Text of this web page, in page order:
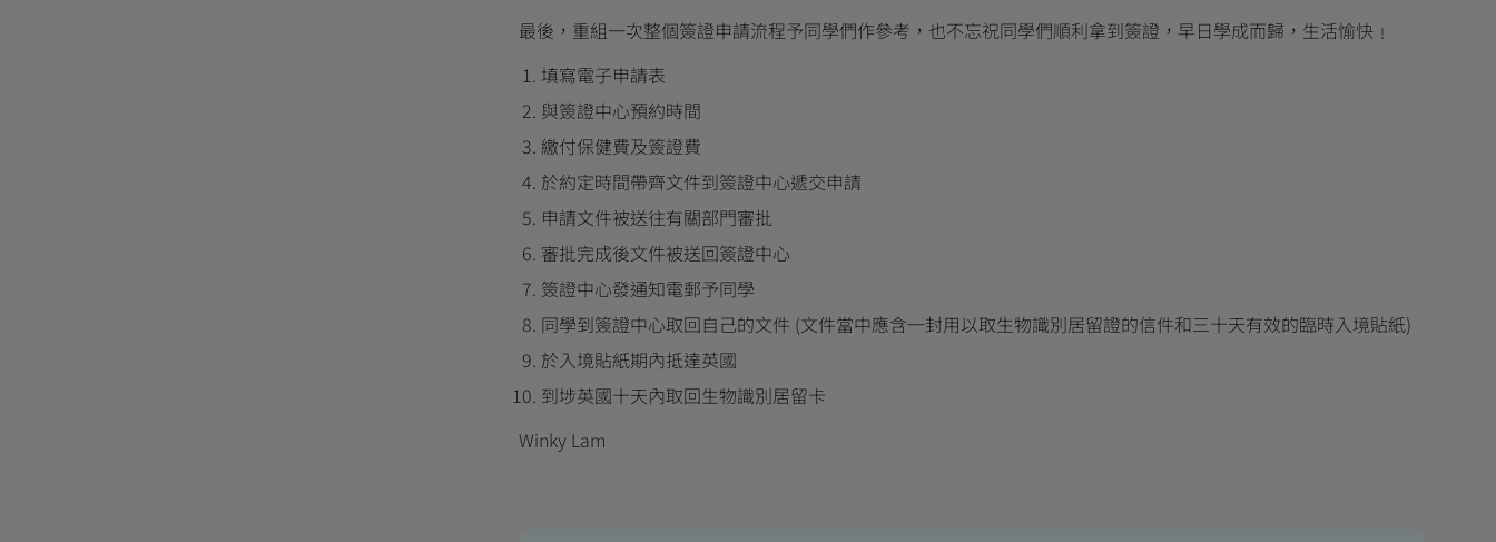
最後，重組一次整個簽證申請流程予同學們作參考，也不忘祝同學們順利拿到簽證，早日學成而歸，生活愉快﹗
填寫電子申請表
與簽證中心預約時間
繳付保健費及簽證費
於約定時間帶齊文件到簽證中心遞交申請
申請文件被送往有關部門審批
審批完成後文件被送回簽證中心
簽證中心發通知電郵予同學
同學到簽證中心取回自己的文件 (文件當中應含一封用以取生物識別居留證的信件和三十天有效的臨時入境貼紙)
於入境貼紙期內抵達英國
到埗英國十天內取回生物識別居留卡
Winky Lam